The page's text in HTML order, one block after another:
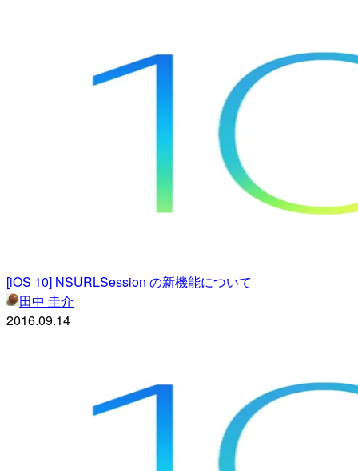
[iOS 10] NSURLSession の新機能について
田中 圭介
2016.09.14